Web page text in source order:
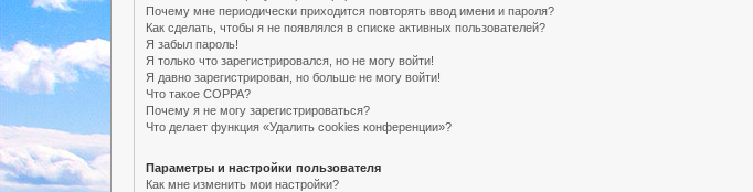
Почему мне периодически приходится повторять ввод имени и пароля?
Как сделать, чтобы я не появлялся в списке активных пользователей?
Я забыл пароль!
Я только что зарегистрировался, но не могу войти!
Я давно зарегистрирован, но больше не могу войти!
Что такое COPPA?
Почему я не могу зарегистрироваться?
Что делает функция «Удалить cookies конференции»?
Параметры и настройки пользователя
Как мне изменить мои настройки?